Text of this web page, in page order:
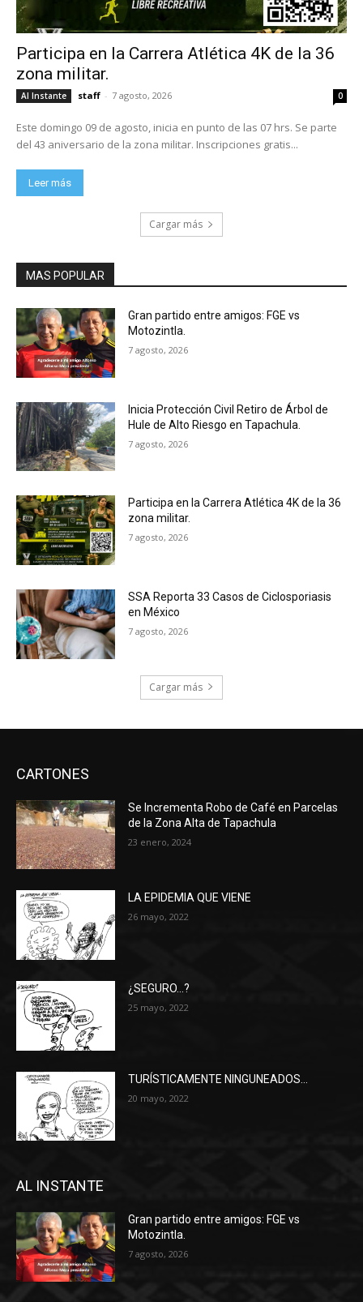
Participa en la Carrera Atlética 4K de la 36
zona militar.
Al Instante staff - 7 agosto, 2026 0
Este domingo 09 de agosto, inicia en punto de las 07 hrs. Se parte
del 43 aniversario de la zona militar. Inscripciones gratis...
Leer más
Cargar más
MAS POPULAR
Gran partido entre amigos: FGE vs
Motozintla.
7 agosto, 2026
Inicia Protección Civil Retiro de Árbol de
Hule de Alto Riesgo en Tapachula.
7 agosto, 2026
Participa en la Carrera Atlética 4K de la 36
zona militar.
7 agosto, 2026
SSA Reporta 33 Casos de Ciclosporiasis
en México
7 agosto, 2026
Cargar más
CARTONES
Se Incrementa Robo de Café en Parcelas
de la Zona Alta de Tapachula
23 enero, 2024
LA EPIDEMIA QUE VIENE
26 mayo, 2022
¿SEGURO…?
25 mayo, 2022
TURÍSTICAMENTE NINGUNEADOS…
20 mayo, 2022
AL INSTANTE
Gran partido entre amigos: FGE vs
Motozintla.
7 agosto, 2026